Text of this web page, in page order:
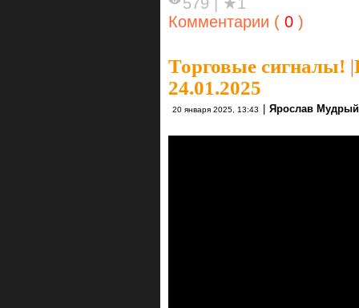
Комментарии ( 0 )
Торговые сигналы! |
24.01.2025
20 января 2025, 13:43 Ярослав Мудрый